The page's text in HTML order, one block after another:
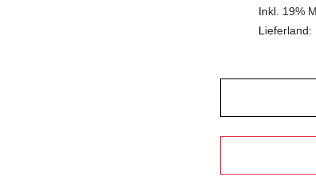
Inkl. 19%
Lieferland: